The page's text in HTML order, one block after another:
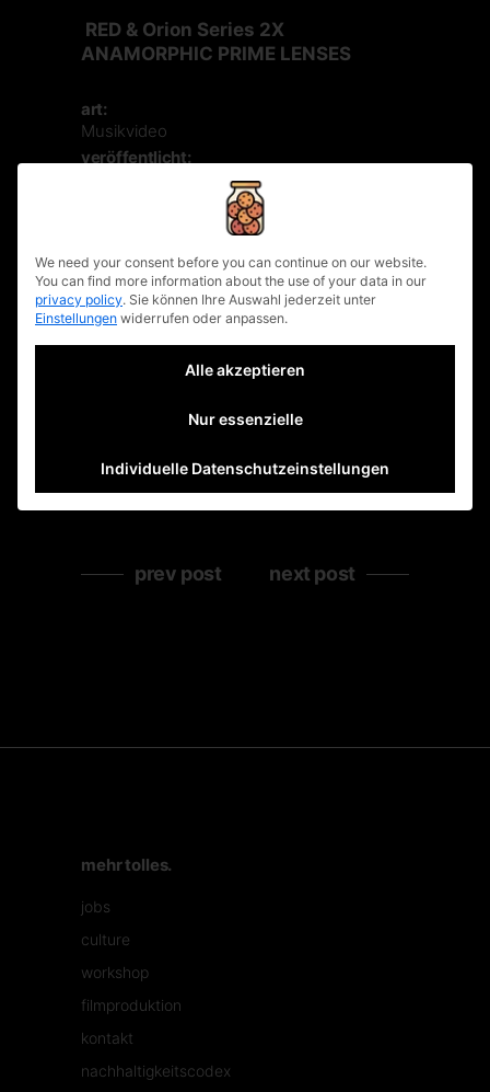
RED & Orion Series 2X
ANAMORPHIC PRIME LENSES
art:
Musikvideo
veröffentlicht:
director:
Ricarda Brieden
producer:
Till Hennig
dop:
Linus Kirschner
prev post next post
mehr tolles.
jobs
culture
workshop
filmproduktion
kontakt
nachhaltigkeitscodex
privacy policy
We need your consent before you can continue on our website.
You can find more information about the use of your data in our
privacy policy. Sie können Ihre Auswahl jederzeit unter
Einstellungen widerrufen oder anpassen.
Alle akzeptieren
Nur essenzielle
Individuelle Datenschutzeinstellungen